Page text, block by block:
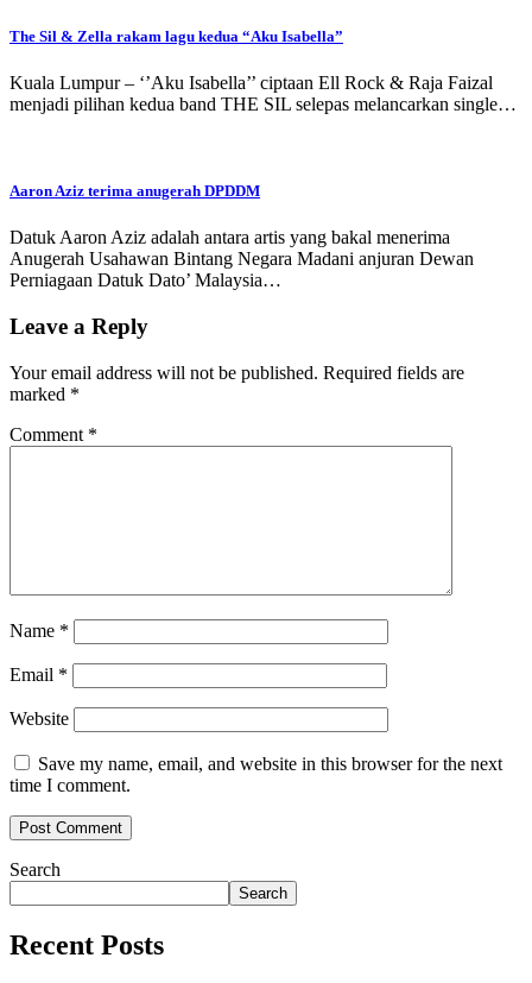
The Sil & Zella rakam lagu kedua “Aku Isabella”
Kuala Lumpur – ‘’Aku Isabella’’ ciptaan Ell Rock & Raja Faizal
menjadi pilihan kedua band THE SIL selepas melancarkan single…
Aaron Aziz terima anugerah DPDDM
Datuk Aaron Aziz adalah antara artis yang bakal menerima
Anugerah Usahawan Bintang Negara Madani anjuran Dewan
Perniagaan Datuk Dato’ Malaysia…
Leave a Reply
Your email address will not be published. Required fields are
marked *
Comment *
Name *
Email *
Website
Save my name, email, and website in this browser for the next
time I comment.
Search
Search
Recent Posts